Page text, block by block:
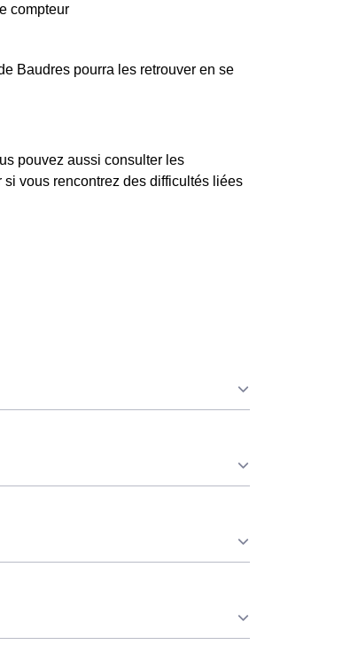
compteur
Baudres pourra les retrouver en se
pouvez aussi consulter les
vous rencontrez des difficultés liées